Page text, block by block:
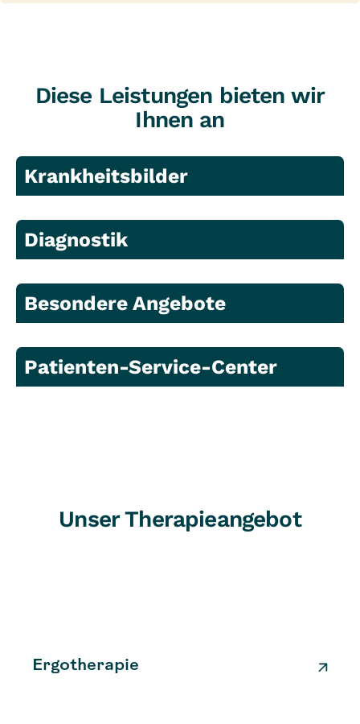
Diese Leistungen bieten wir
Ihnen an
Krankheitsbilder
Diagnostik
Besondere Angebote
Patienten-Service-Center
Unser Therapieangebot
Ergotherapie